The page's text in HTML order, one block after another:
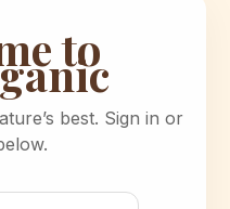
to
best. Sign in or